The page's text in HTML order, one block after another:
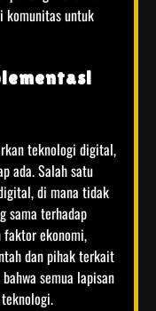
komunitas untuk
teknologi digital,
ada. Salah satu
di mana tidak
sama terhadap
ekonomi,
dan pihak terkait
semua lapisan